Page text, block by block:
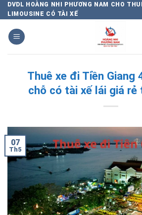
Chuyển
đến
nội
dung
DVDL HOÀNG NHI PHƯƠNG NAM CHO
LIMOUSINE CÓ TÀI XẾ
Thuê xe đi Tiền Giang
chỗ có tài xế lái giá rẻ
07
Th5